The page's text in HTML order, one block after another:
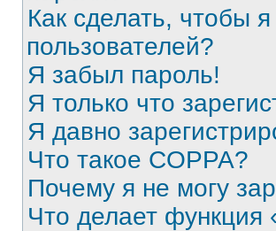
Как сделать, чтобы
пользователей?
Я забыл пароль!
Я только что
Я давно
Что такое COPPA?
Почему я не могу
Что делает